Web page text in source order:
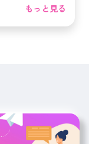
もっと見る